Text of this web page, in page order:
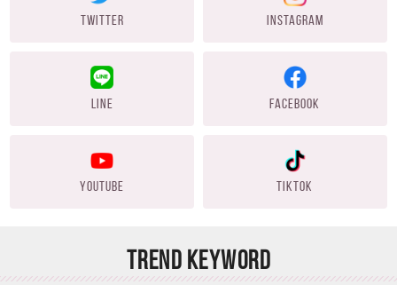
TWITTER INSTAGRAM
LINE FACEBOOK
YOUTUBE TIKTOK
TREND KEYWORD